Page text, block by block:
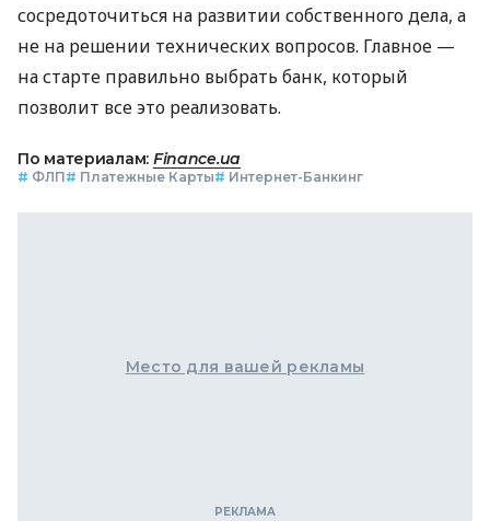
сосредоточиться на развитии собственного дела, а
не на решении технических вопросов. Главное —
на старте правильно выбрать банк, который
позволит все это реализовать.
По материалам: Finance.ua
# ФЛП# Платежные Карты# Интернет-Банкинг
Место для вашей рекламы